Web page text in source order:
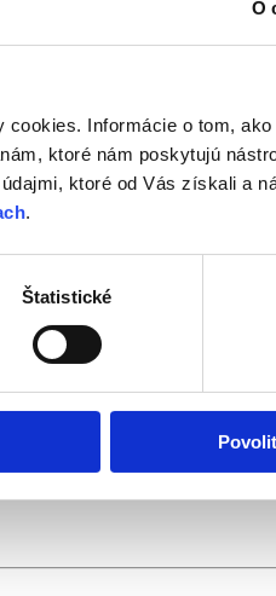
O
Informácie o tom,
ktoré nám poskytujú
ktoré od Vás získali a
.
Štatistické